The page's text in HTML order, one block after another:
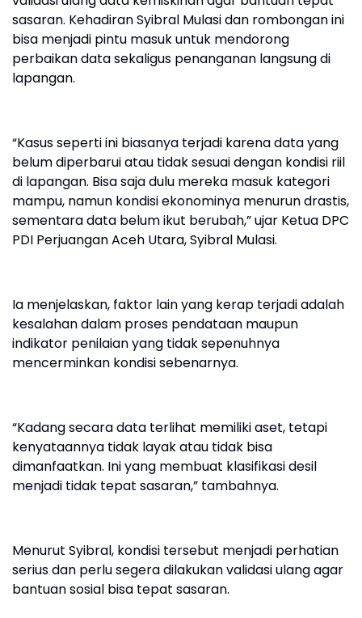
sasaran. Kehadiran Syibral Mulasi dan rombongan ini
bisa menjadi pintu masuk untuk mendorong
perbaikan data sekaligus penanganan langsung di
lapangan.
“Kasus seperti ini biasanya terjadi karena data yang
belum diperbarui atau tidak sesuai dengan kondisi riil
di lapangan. Bisa saja dulu mereka masuk kategori
mampu, namun kondisi ekonominya menurun drastis,
sementara data belum ikut berubah,” ujar Ketua DPC
PDI Perjuangan Aceh Utara, Syibral Mulasi.
Ia menjelaskan, faktor lain yang kerap terjadi adalah
kesalahan dalam proses pendataan maupun
indikator penilaian yang tidak sepenuhnya
mencerminkan kondisi sebenarnya.
“Kadang secara data terlihat memiliki aset, tetapi
kenyataannya tidak layak atau tidak bisa
dimanfaatkan. Ini yang membuat klasifikasi desil
menjadi tidak tepat sasaran,” tambahnya.
Menurut Syibral, kondisi tersebut menjadi perhatian
serius dan perlu segera dilakukan validasi ulang agar
bantuan sosial bisa tepat sasaran.